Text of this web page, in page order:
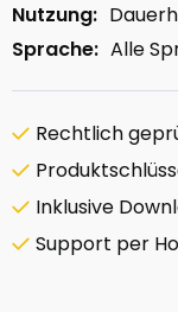
Nutzung:
Sprache: Alle
Rechtlich
Inklusive
Support per